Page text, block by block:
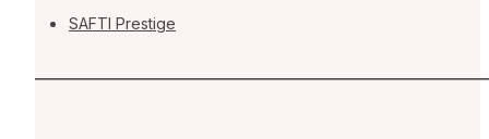
SAFTI Prestige